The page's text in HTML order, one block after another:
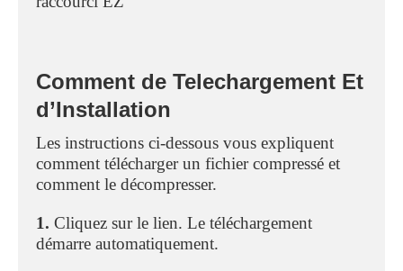
Comment de Telechargement Et
d’Installation
Les instructions ci-dessous vous expliquent
comment télécharger un fichier compressé et
comment le décompresser.
1. Cliquez sur le lien. Le téléchargement
démarre automatiquement.